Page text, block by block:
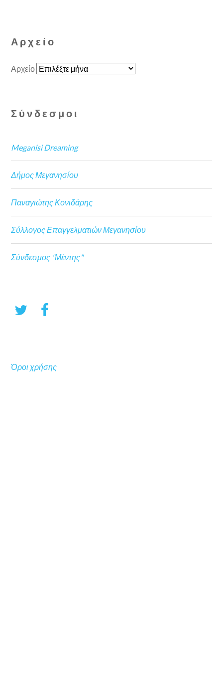
Αρχείο
Αρχείο
Σύνδεσμοι
Meganisi Dreaming
Δήμος Μεγανησίου
Παναγιώτης Κονιδάρης
Σύλλογος Επαγγελματιών Μεγανησίου
Σύνδεσμος "Μέντης"
Όροι χρήσης